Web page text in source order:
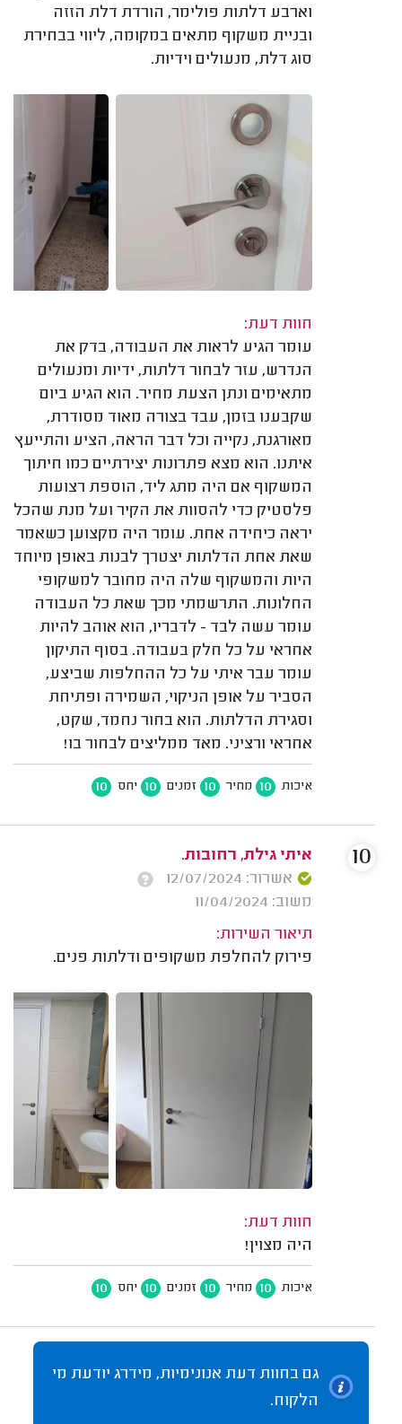
וארבע דלתות פולימר, הורדת דלת הזזה
ובניית משקוף מתאים במקומה, ליווי בבחירת
סוג דלת, מנעולים וידיות.
חוות דעת:
עומר הגיע לראות את העבודה, בדק את
הנדרש, עזר לבחור דלתות, ידיות ומנעולים
מתאימים ונתן הצעת מחיר. הוא הגיע ביום
שקבענו בזמן, עבד בצורה מאוד מסודרת,
מאורגנת, נקייה וכל דבר הראה, הציע והתייעץ
איתנו. הוא מצא פתרונות יצירתיים כמו חיתוך
המשקוף אם היה מתג ליד, הוספת רצועות
פלסטיק כדי להסוות את הקיר ועל מנת שהכל
יראה כיחידה אחת. עומר היה מקצוען כשאמר
שאת אחת הדלתות יצטרך לבנות באופן מיוחד
היות והמשקוף שלה היה מחובר למשקופי
החלונות. התרשמתי מכך שאת כל העבודה
עומר עשה לבד - לדבריו, הוא אוהב להיות
אחראי על כל חלק בעבודה. בסוף התיקון
עומר עבר איתי על כל ההחלפות שביצע,
הסביר על אופן הניקוי, השמירה ופתיחת
וסגירת הדלתות. הוא בחור נחמד, שקט,
אחראי ורציני. מאד ממליצים לבחור בו!
איכות 10 מחיר 10 זמנים 10 יחס 10
איתי גילת, רחובות.
אשרור: 12/07/2024
משוב: 11/04/2024
תיאור השירות:
פירוק להחלפת משקופים ודלתות פנים.
חוות דעת:
היה מצוין!
איכות 10 מחיר 10 זמנים 10 יחס 10
10
גם בחוות דעת אנונימיות, מידרג יודעת מי
הלקוח.